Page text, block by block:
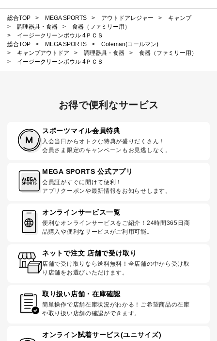
総合TOP > MEGA SPORTS > アウトドアレジャー >
キャンプ
>
調理器具・食器 >
食器（ファミリー用）
>
イージークリーンボウル 4ＰＣＳ
総合TOP
> MEGA SPORTS >
Coleman(コールマン)
>
キャンプアウトドア > 調理器具・食器 >
食器（ファミリー用）
>
イージークリーンボウル 4ＰＣＳ
お得で便利なサービス
スポーツマイル会員特典
入会当日からオトクな特典が盛りだくさん！
会員さま限定のキャンペーンもお見逃しなく。
MEGA SPORTS 公式アプリ
会員証がすぐに開けて便利！
アプリクーポンや最新情報をお知らせします。
オンラインサービス一覧
便利なオンラインサービスをご紹介！24時間365日商
品購入や便利なサービスがご利用可能。
ネットで注文 店舗で受け取り
店舗で受け取りなら送料無料！全店舗の中から受け取
り店舗をお選びいただけます。
取り扱い店舗・在庫確認
簡単操作で店舗在庫状況がわかる！ご希望商品の在庫
や取り扱い店舗の確認ができます。
オンライン試着サービス(ユニサイズ)